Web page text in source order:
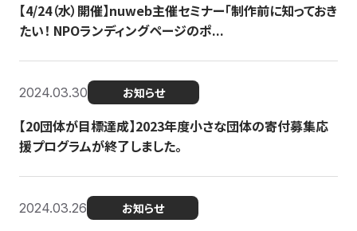
【4/24（水）開催】nuweb主催セミナー「制作前に知っておき
たい！ NPOランディングページのポ...
2024.03.30 お知らせ
【20団体が目標達成】2023年度小さな団体の寄付募集応
援プログラムが終了しました。
2024.03.26 お知らせ